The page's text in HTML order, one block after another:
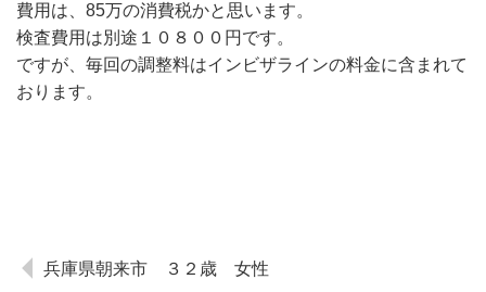
費用は、85万の消費税かと思います。
検査費用は別途１０８００円です。
ですが、毎回の調整料はインビザラインの料金に含まれて
おります。
兵庫県朝来市 ３２歳 女性